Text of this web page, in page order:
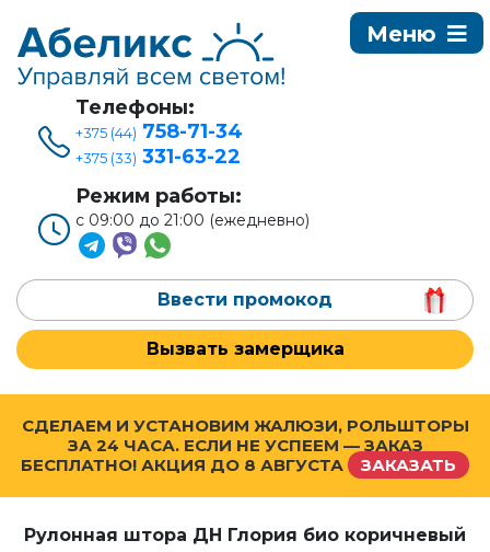
Телефоны:
+375 (44) 758-71-34
+375 (33) 331-63-22
Режим работы:
с 09:00 до 21:00 (ежедневно)
Ввести промокод
Вызвать замерщика
СДЕЛАЕМ И УСТАНОВИМ ЖАЛЮЗИ, РОЛЬШТОРЫ
ЗА 24 ЧАСА. ЕСЛИ НЕ УСПЕЕМ — ЗАКАЗ
БЕСПЛАТНО! АКЦИЯ ДО 8 АВГУСТА ЗАКАЗАТЬ
Рулонная штора ДН Глория био коричневый